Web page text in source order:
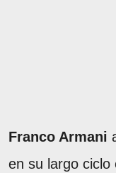
Franco Armani
en su largo ciclo